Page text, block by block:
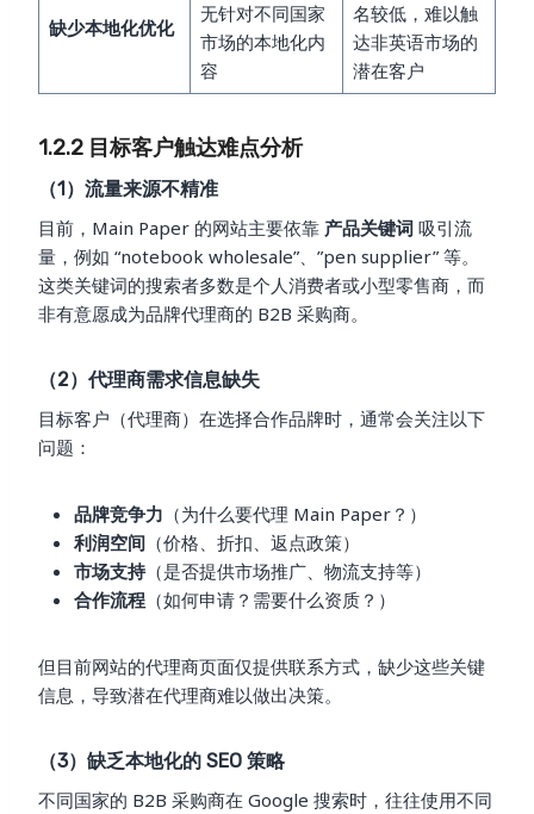
缺少本地化优化
无针对不同国家
市场的本地化内
容
名较低，难以触
达非英语市场的
潜在客户
1.2.2 目标客户触达难点分析
（1）流量来源不精准
目前，Main Paper 的网站主要依靠 产品关键词 吸引流
量，例如 “notebook wholesale”、”pen supplier” 等。
这类关键词的搜索者多数是个人消费者或小型零售商，而
非有意愿成为品牌代理商的 B2B 采购商。
（2）代理商需求信息缺失
目标客户（代理商）在选择合作品牌时，通常会关注以下
问题：
品牌竞争力 （为什么要代理 Main Paper？）
利润空间 （价格、折扣、返点政策）
市场支持（是否提供市场推广、物流支持等）
合作流程 （如何申请？需要什么资质？）
但目前网站的代理商页面仅提供联系方式，缺少这些关键
信息，导致潜在代理商难以做出决策。
（3）缺乏本地化的 SEO 策略
不同国家的 B2B 采购商在 Google 搜索时，往往使用不同